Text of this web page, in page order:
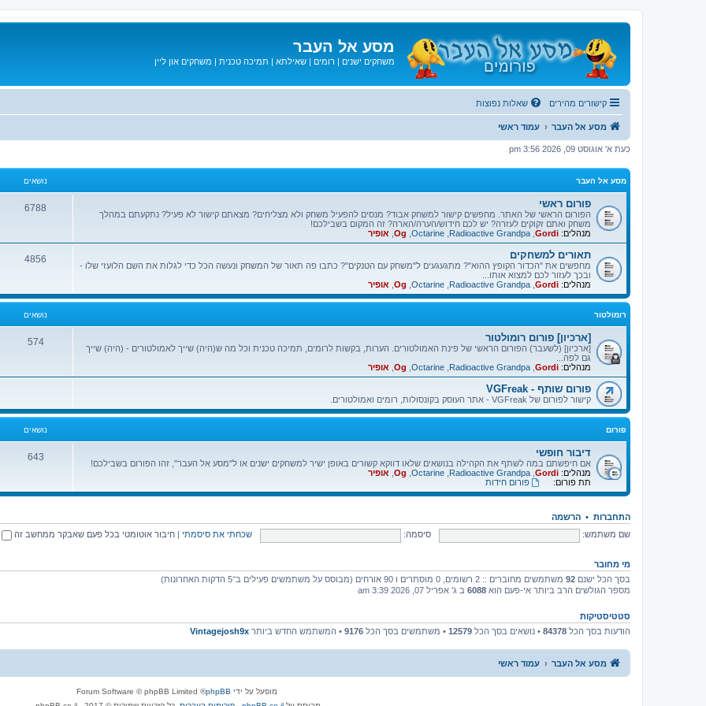
מסע אל העבר
משחקים ישנים | רומים | שאילתא | תמיכה טכנית | משחקים און ליין
קישורים מהירים שאלות נפוצות
מסע אל העבר עמוד ראשי
כעת א' אוגוסט 09, 2026 3:56 pm
מסע אל העבר נושאים
פורום ראשי
הפורום הראשי של האתר. מחפשים קישור למשחק אבוד? מנסים להפעיל משחק ולא מצליחים? מצאתם קישור לא פעיל? נתקעתם במהלך
משחק ואתם זקוקים לעזרה? יש לכם חידוש/הערה/הארה? זה המקום בשבילכם!
מנהלים: Gordi
Radioactive Grandpa
Octarine
Og אופיר
6788
תאורים למשחקים
מחפשים את "הכדור הקופץ ההוא"? מתגעגעים ל"משחק עם הטנקים"? כתבו פה תאור של המשחק ונעשה הכל כדי לגלות את השם הלועזי שלו -
ובכך לעזור לכם למצוא אותו...
מנהלים: Gordi
Radioactive Grandpa
Octarine
Og אופיר
4856
רומולטור נושאים
[ארכיון] פורום רומולטור
[ארכיון] (לשעבר) הפורום הראשי של פינת האמולטורים. הערות, בקשות לרומים, תמיכה טכנית וכל מה ש(היה) שייך לאמולטורים - (היה) שייך
גם לפה...
מנהלים: Gordi
Radioactive Grandpa
Octarine
Og אופיר
574
פורום שותף - VGFreak
קישור לפורום של VGFreak - אתר העוסק בקונסולות, רומים ואמולטורים.
פורום נושאים
דיבור חופשי
אם חיפשתם במה לשתף את הקהילה בנושאים שלאו דווקא קשורים באופן ישיר למשחקים ישנים או ל"מסע אל העבר", זהו הפורום בשבילכם!
מנהלים: Gordi
Radioactive Grandpa
Octarine
Og אופיר
תת פורום:
פורום חידות
643
התחברות • הרשמה
שם משתמש:
סיסמה: שכחתי את סיסמתי חיבור אוטומטי בכל פעם שאבקר ממחשב זה
מי מחובר
בסך הכל ישנם 92 משתמשים מחוברים :: 2 רשומים, 0 מוסתרים ו 90 אורחים (מבוסס על משתמשים פעילים ב־5 הדקות האחרונות)
מספר הגולשים הרב ביותר אי-פעם הוא 6088 ב ג' אפריל 07, 2026 3:39 am
סטטיסטיקות
הודעות בסך הכל 84378 • נושאים בסך הכל 12579 • משתמשים בסך הכל 9176 • המשתמש החדש ביותר Vintagejosh9x
מסע אל העבר עמוד ראשי
מופעל על ידי phpBB
® Forum Software © phpBB Limited